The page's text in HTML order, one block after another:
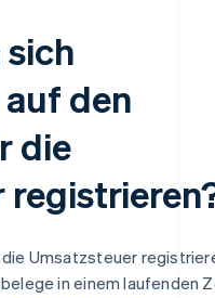
sich
den
die
Umsatzsteuer
in einem laufenden